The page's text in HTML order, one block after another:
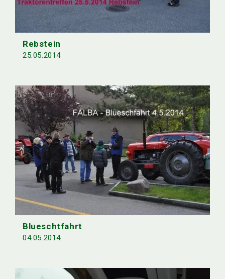
Rebstein
25.05.2014
Blueschtfahrt
04.05.2014